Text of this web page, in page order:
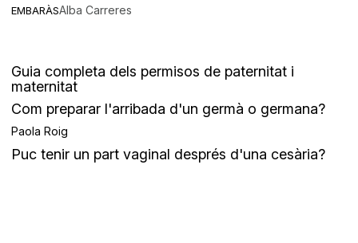
EMBARÀSAlba Carreres
Guia completa dels permisos de paternitat i
maternitat
Com preparar l'arribada d'un germà o germana?
Paola Roig
Puc tenir un part vaginal després d'una cesària?